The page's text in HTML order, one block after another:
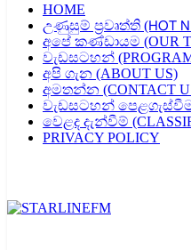
HOME
උණුසුම් ප්‍රවෘත්ති (𝖧𝖮𝖳
අපේ කණ්ඩායම (OUR
වැඩසටහන්
අපි ගැන (ABOUT US)
අමතන්න (CONTACT
වැඩසටහන් පෙළගැස්වීම
වෙළද දැන්වීම්
PRIVACY POLICY